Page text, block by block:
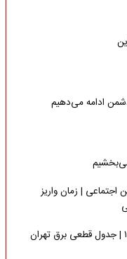
ادامه می‌دهیم
اجتماعی | زمان واریز
برنامه قطعی برق تهران یکشنبه ۱۸ مرداد ۱۴۰۵ | جدول قطعی برق تهران